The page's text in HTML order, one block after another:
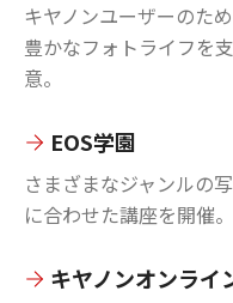
キヤノンユーザーのた
豊かなフォトライフを
意。
EOS学園
さまざまなジャンルの
に合わせた講座を開催。
キヤノンオンライ